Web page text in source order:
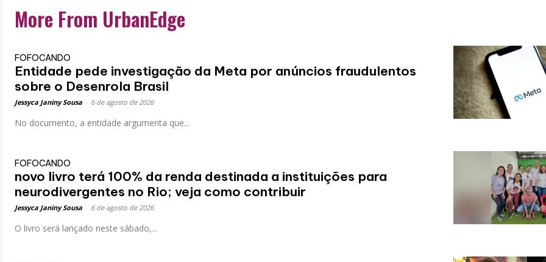
More From UrbanEdge
FOFOCANDO
Entidade pede investigação da Meta por anúncios fraudulentos
sobre o Desenrola Brasil
Jessyca Janiny Sousa 6 de agosto de 2026
No documento, a entidade argumenta que...
FOFOCANDO
novo livro terá 100% da renda destinada a instituições para
neurodivergentes no Rio; veja como contribuir
Jessyca Janiny Sousa 6 de agosto de 2026
O livro será lançado neste sábado,...